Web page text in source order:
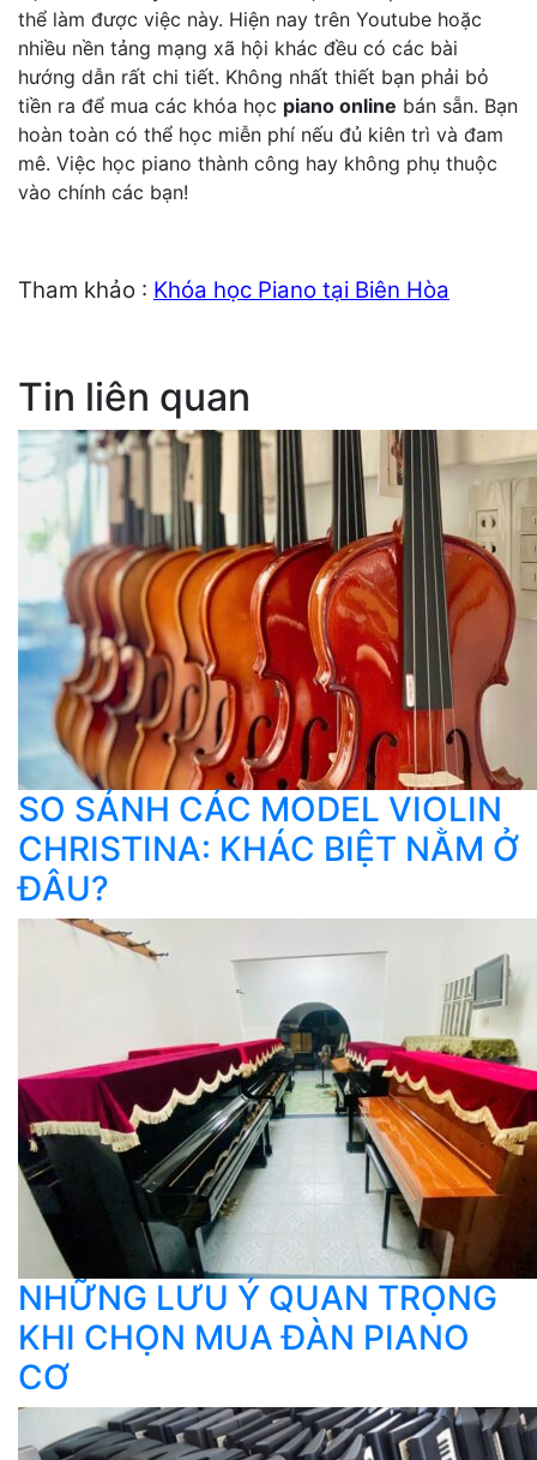
thể làm được việc này. Hiện nay trên Youtube hoặc
nhiều nền tảng mạng xã hội khác đều có các bài
hướng dẫn rất chi tiết. Không nhất thiết bạn phải bỏ
tiền ra để mua các khóa học piano online bán sẵn. Bạn
hoàn toàn có thể học miễn phí nếu đủ kiên trì và đam
mê. Việc học piano thành công hay không phụ thuộc
vào chính các bạn!
Tham khảo : Khóa học Piano tại Biên Hòa
Tin liên quan
SO SÁNH CÁC MODEL VIOLIN
CHRISTINA: KHÁC BIỆT NẰM Ở
ĐÂU?
NHỮNG LƯU Ý QUAN TRỌNG
KHI CHỌN MUA ĐÀN PIANO
CƠ